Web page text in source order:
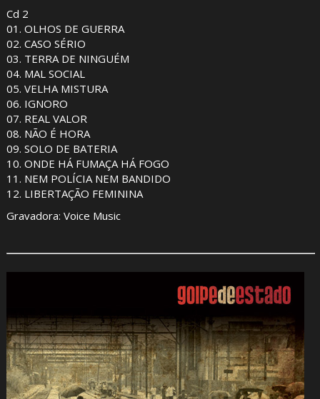
Cd 2
01. OLHOS DE GUERRA
02. CASO SÉRIO
03. TERRA DE NINGUÉM
04. MAL SOCIAL
05. VELHA MISTURA
06. IGNORO
07. REAL VALOR
08. NÃO É HORA
09. SOLO DE BATERIA
10. ONDE HÁ FUMAÇA HÁ FOGO
11. NEM POLÍCIA NEM BANDIDO
12. LIBERTAÇÃO FEMININA
Gravadora: Voice Music